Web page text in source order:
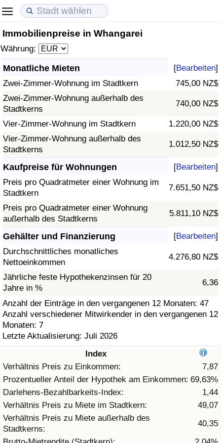
Immobilienpreise in Whangarei
Währung:
Monatliche Mieten [Bearbeiten]
Zwei-Zimmer-Wohnung im Stadtkern
745,00 NZ$
Zwei-Zimmer-Wohnung außerhalb des
Stadtkerns
740,00 NZ$
Vier-Zimmer-Wohnung im Stadtkern
1.220,00 NZ$
Vier-Zimmer-Wohnung außerhalb des
Stadtkerns
1.012,50 NZ$
Kaufpreise für Wohnungen [Bearbeiten]
Preis pro Quadratmeter einer Wohnung im
Stadtkern
7.651,50 NZ$
Preis pro Quadratmeter einer Wohnung
außerhalb des Stadtkerns
5.811,10 NZ$
Gehälter und Finanzierung [Bearbeiten]
Durchschnittliches monatliches
Nettoeinkommen
4.276,80 NZ$
Jährliche feste Hypothekenzinsen für 20
Jahre in %
6,36
Anzahl der Einträge in den vergangenen 12 Monaten: 47
Anzahl verschiedener Mitwirkender in den vergangenen 12
Monaten: 7
Letzte Aktualisierung: Juli 2026
Index
Verhältnis Preis zu Einkommen:
7,87
Prozentueller Anteil der Hypothek am Einkommen: 69,63%
Darlehens-Bezahlbarkeits-Index:
1,44
Verhältnis Preis zu Miete im Stadtkern:
49,07
Verhältnis Preis zu Miete außerhalb des
Stadtkerns:
40,35
Lebenshaltungskosten
Lebenshaltungskosten-Index (aktuell)
Lebenshaltungskosten-Index
Lebenshaltungskosten-Index nach Land
in Akaba
Immobilienpreise
Immobilienpreis-Index (aktuell)
Immobilienpreis-Index
Immobilienpreis-Index nach Land
Lebensqualität
Lebensqualität-Index
Lebensqualität-Index (aktuell)
Lebensqualitätsindex nach Land
Kriminalität
Kriminalitäts-Index (aktuell)
Kriminalitäts-Index
Kriminalitätsindex nach Land
Gesundheitsversorgung
Gesundheitsversorgungs-Index (aktuell)
Gesundheitsversorgungs-Index
Gesundheitsversorgungs-Index nach Land
Umweltverschmutzung
Umweltverschmutzungs-Index (aktuell)
Verschmutzungsindex
Umweltverschmutzungs-Index nach Land
Verkehr